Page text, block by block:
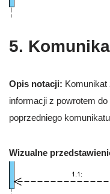
5.
Opis notacji: Komunikat
informacji z powrotem
poprzedniego komunikatu
Wizualne